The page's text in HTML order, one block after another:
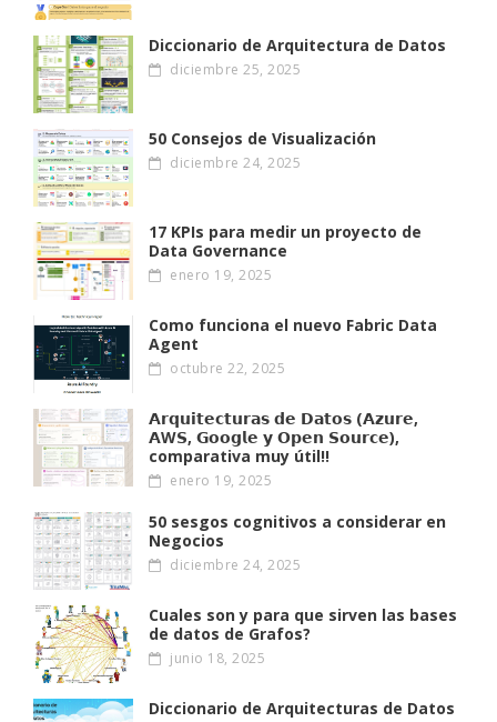
Diccionario de Arquitectura de Datos
diciembre 25, 2025
50 Consejos de Visualización
diciembre 24, 2025
17 KPIs para medir un proyecto de
Data Governance
enero 19, 2025
Como funciona el nuevo Fabric Data
Agent
octubre 22, 2025
𝗔𝗿𝗾𝘂𝗶𝘁𝗲𝗰𝘁𝘂𝗿𝗮𝘀 𝗱𝗲 𝗗𝗮𝘁𝗼𝘀 (𝗔𝘇𝘂𝗿𝗲,
𝗔W𝗦, 𝗚𝗼𝗼𝗴𝗹𝗲 𝘆 𝗢𝗽𝗲𝗻 𝗦𝗼𝘂𝗿𝗰𝗲),
comparativa muy útil!!
enero 19, 2025
50 sesgos cognitivos a considerar en
Negocios
diciembre 24, 2025
Cuales son y para que sirven las bases
de datos de Grafos?
junio 18, 2025
Diccionario de Arquitecturas de Datos